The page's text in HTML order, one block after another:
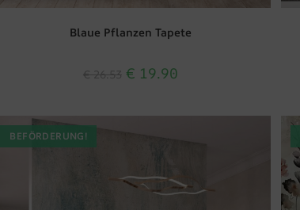
Blaue Pflanzen Tapete
€ 19.90
BEFÖRDERUNG!